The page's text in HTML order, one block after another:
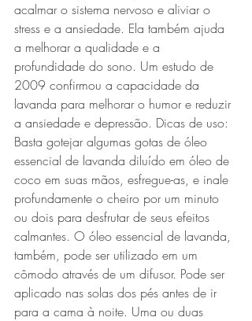
acalmar o sistema nervoso e aliviar o
stress e a ansiedade. Ela também ajuda
a melhorar a qualidade e a
profundidade do sono. Um estudo de
2009 confirmou a capacidade da
lavanda para melhorar o humor e reduzir
a ansiedade e depressão. Dicas de uso:
Basta gotejar algumas gotas de óleo
essencial de lavanda diluído em óleo de
coco em suas mãos, esfregue-as, e inale
profundamente o cheiro por um minuto
ou dois para desfrutar de seus efeitos
calmantes. O óleo essencial de lavanda,
também, pode ser utilizado em um
cômodo através de um difusor. Pode ser
aplicado nas solas dos pés antes de ir
para a cama à noite. Uma ou duas